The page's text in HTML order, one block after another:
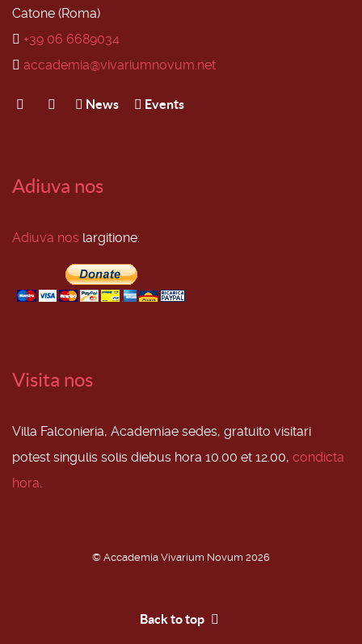
Catone (Roma)
+39 06 6689034
accademia@vivariumnovum.net
News Events
Adiuva nos
Adiuva nos largitione:
Visita nos
Villa Falconieria, Academiae sedes, gratuito visitari
potest singulis solis diebus hora 10.00 et 12.00, condicta
hora.
© Accademia Vivarium Novum 2026
Back to top